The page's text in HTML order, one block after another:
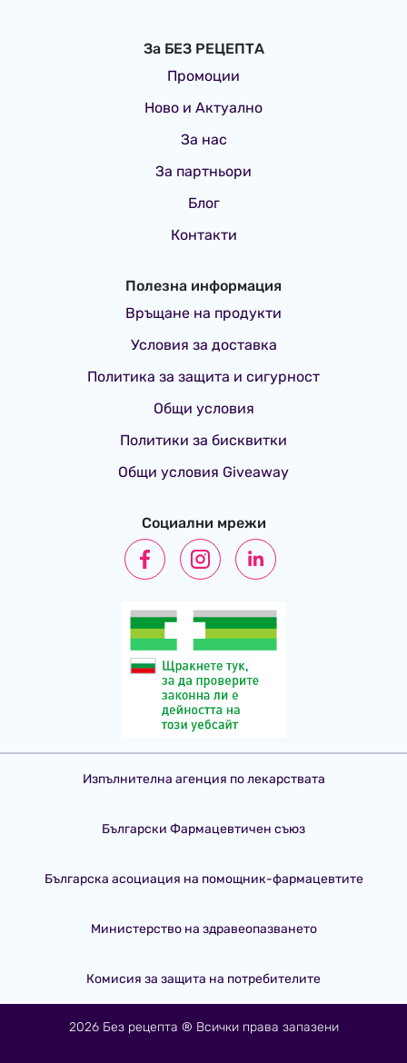
За БЕЗ РЕЦЕПТА
Промоции
Ново и Актуално
За нас
За партньори
Блог
Контакти
Полезна информация
Връщане на продукти
Условия за доставка
Политика за защита и сигурност
Общи условия
Политики за бисквитки
Общи условия Giveaway
Социални мрежи
Изпълнителна агенция по лекарствата
Български Фармацевтичен съюз
Българска асоциация на помощник-фармацевтите
Министерство на здравеопазването
Комисия за защита на потребителите
2026 Без рецепта ® Всички права запазени